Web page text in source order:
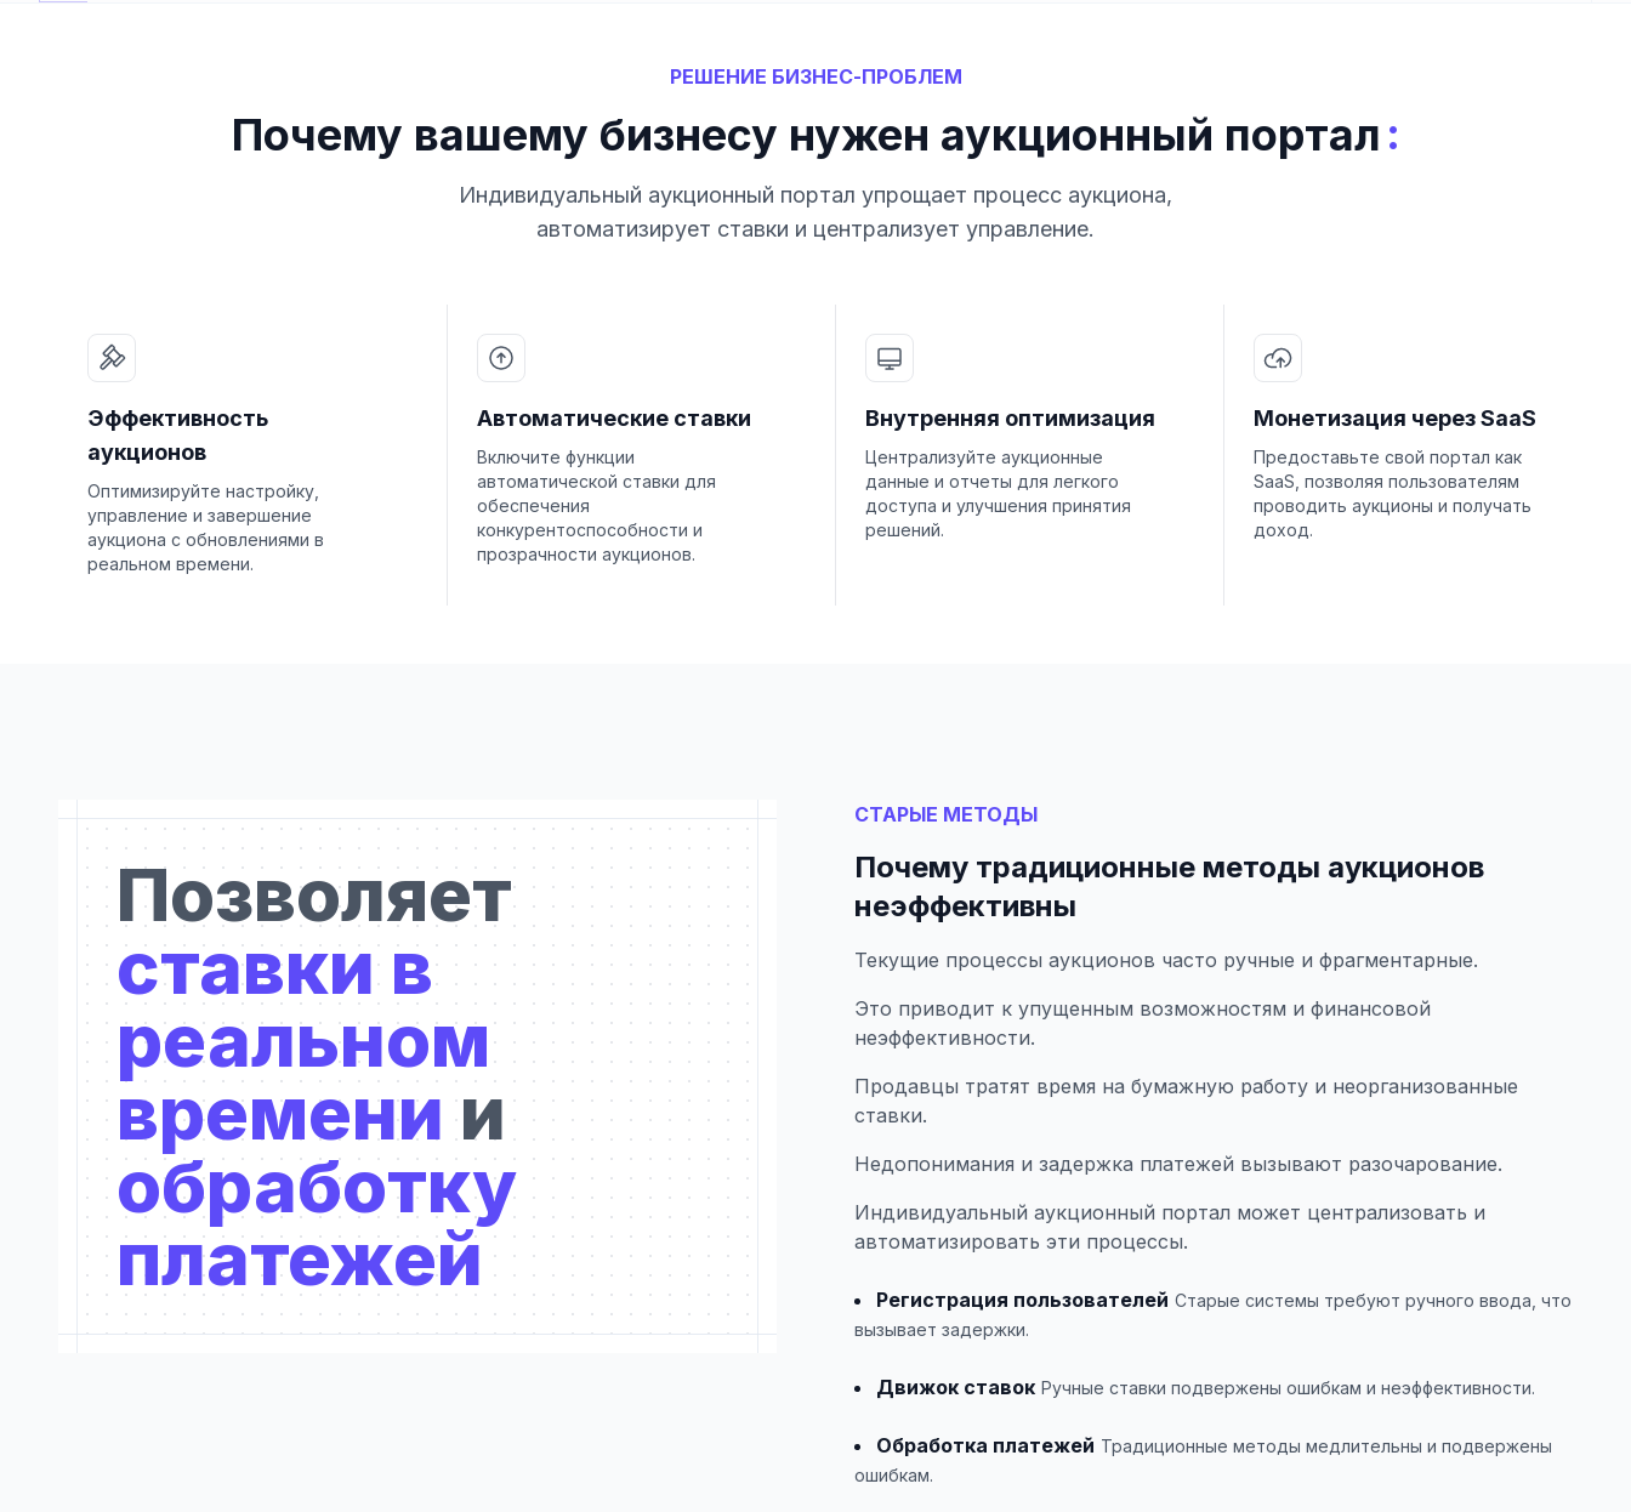
РЕШЕНИЕ БИЗНЕС-ПРОБЛЕМ
Почему вашему бизнесу нужен аукционный портал :
Индивидуальный аукционный портал упрощает процесс аукциона,
автоматизирует ставки и централизует управление.
Эффективность
аукционов
Оптимизируйте настройку,
управление и завершение
аукциона с обновлениями в
реальном времени.
Автоматические ставки
Включите функции
автоматической ставки для
обеспечения
конкурентоспособности и
прозрачности аукционов.
Внутренняя оптимизация
Централизуйте аукционные
данные и отчеты для легкого
доступа и улучшения принятия
решений.
Монетизация через SaaS
Предоставьте свой портал как
SaaS, позволяя пользователям
проводить аукционы и получать
доход.
Позволяет
ставки в
реальном
времении
обработку
платежей
СТАРЫЕ МЕТОДЫ
Почему традиционные методы аукционов
неэффективны
Текущие процессы аукционов часто ручные и фрагментарные.
Это приводит к упущенным возможностям и финансовой
неэффективности.
Продавцы тратят время на бумажную работу и неорганизованные
ставки.
Недопонимания и задержка платежей вызывают разочарование.
Индивидуальный аукционный портал может централизовать и
автоматизировать эти процессы.
Регистрация пользователей Старые системы требуют ручного ввода, что
вызывает задержки.
Движок ставок Ручные ставки подвержены ошибкам и неэффективности.
Обработка платежей Традиционные методы медлительны и подвержены
ошибкам.